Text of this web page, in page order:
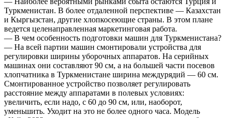
Туркменистан. В более отдаленной перспективе — Казахстан
и Кыргызстан, другие хлопкосеющие страны. В этом плане
ведется целенаправленная маркетинговая работа.
— В чем особенность подготовки машин для Туркменистана?
— На всей партии машин смонтировали устройства для
регулировки ширины уборочных аппаратов. На серийных
машинах они составляют 90 см, а на большей части посевов
хлопчатника в Туркменистане ширина междурядий — 60 см.
Смонтированное устройство позволяет регулировать
расстояние между аппаратами в полевых условиях:
увеличить, если надо, с 60 до 90 см, или, наоборот,
уменьшить. Уходит на это не более одного часа. Модель